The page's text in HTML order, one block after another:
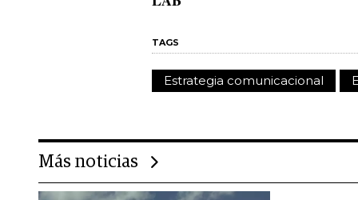
TAGS
Estrategia comunicacional
Más noticias